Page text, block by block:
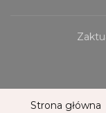
Strona główna